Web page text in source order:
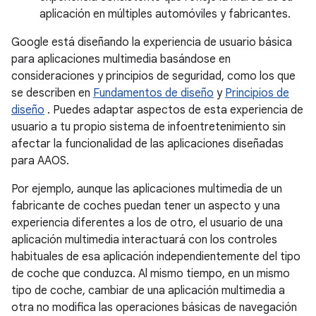
aplicación en múltiples automóviles y fabricantes.
Google está diseñando la experiencia de usuario básica
para aplicaciones multimedia basándose en
consideraciones y principios de seguridad, como los que
se describen en Fundamentos de diseño y Principios de
diseño . Puedes adaptar aspectos de esta experiencia de
usuario a tu propio sistema de infoentretenimiento sin
afectar la funcionalidad de las aplicaciones diseñadas
para AAOS.
Por ejemplo, aunque las aplicaciones multimedia de un
fabricante de coches puedan tener un aspecto y una
experiencia diferentes a los de otro, el usuario de una
aplicación multimedia interactuará con los controles
habituales de esa aplicación independientemente del tipo
de coche que conduzca. Al mismo tiempo, en un mismo
tipo de coche, cambiar de una aplicación multimedia a
otra no modifica las operaciones básicas de navegación